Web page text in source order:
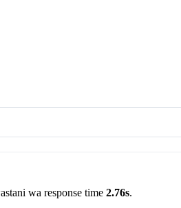
wa response time 2.76s.